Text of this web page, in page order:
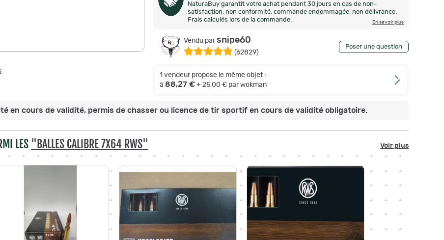
NaturaBuy garantit votre achat pendant 30 jours en cas de non-
satisfaction, non conformité, commande endommagée, non délivrance.
Frais calculés lors de la commande.
En savoir plus
Vendu parsnipe60
(62829)
Poser une question
1 vendeur propose le même objet :
à 88,27 € + 25,00 € par wokman
en cours de validité, permis de chasser ou licence de tir sportif en cours de validité obligatoire.
LES "BALLES CALIBRE 7X64 RWS" Voir plus